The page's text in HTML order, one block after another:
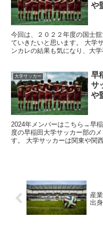
や
今回は、２０２２年度の国士
ていきたいと思います。 大学
ンカレの結果も気になり、大
大学サッカー
早
サ
や
2024年メンバーはこちら→早
度の早稲田大学サッカー部の
す。 大学サッカーは関東や関
産
出